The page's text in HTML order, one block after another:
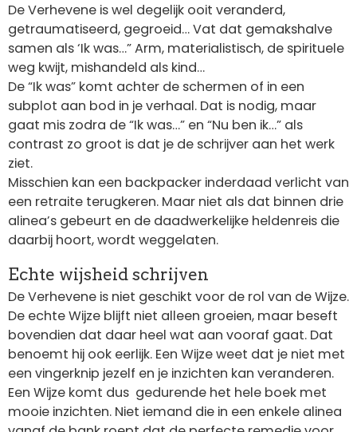
De Verhevene is wel degelijk ooit veranderd,
getraumatiseerd, gegroeid… Vat dat gemakshalve
samen als ‘Ik was…” Arm, materialistisch, de spirituele
weg kwijt, mishandeld als kind…
De “Ik was” komt achter de schermen of in een
subplot aan bod in je verhaal. Dat is nodig, maar
gaat mis zodra de “Ik was…” en “Nu ben ik…” als
contrast zo groot is dat je de schrijver aan het werk
ziet.
Misschien kan een backpacker inderdaad verlicht van
een retraite terugkeren. Maar niet als dat binnen drie
alinea’s gebeurt en de daadwerkelijke heldenreis die
daarbij hoort, wordt weggelaten.
Echte wijsheid schrijven
De Verhevene is niet geschikt voor de rol van de Wijze.
De echte Wijze blijft niet alleen groeien, maar beseft
bovendien dat daar heel wat aan vooraf gaat. Dat
benoemt hij ook eerlijk. Een Wijze weet dat je niet met
een vingerknip jezelf en je inzichten kan veranderen.
Een Wijze komt dus gedurende het hele boek met
mooie inzichten. Niet iemand die in een enkele alinea